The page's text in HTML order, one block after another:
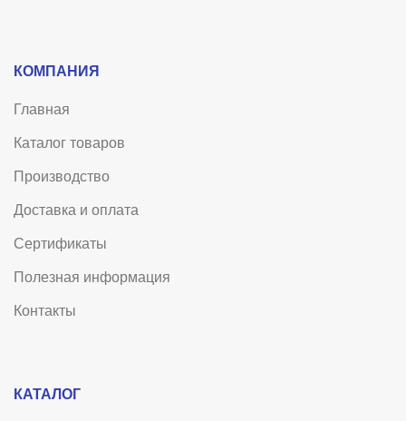
КОМПАНИЯ
Главная
Каталог товаров
Производство
Доставка и оплата
Сертификаты
Полезная информация
Контакты
КАТАЛОГ